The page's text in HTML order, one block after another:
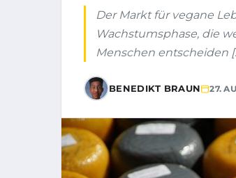
Der Markt für vegane
Wachstumsphase, die
Menschen entscheiden
BENEDIKT BRAUN 27.